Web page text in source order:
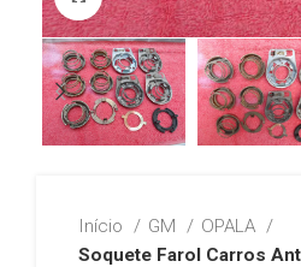
Início GM
OPALA
Soquete Farol Carros